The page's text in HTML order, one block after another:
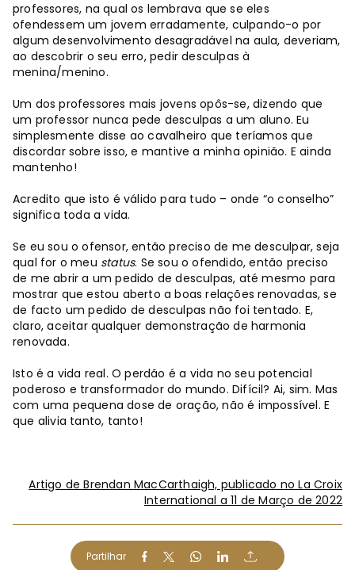
professores, na qual os lembrava que se eles
ofendessem um jovem erradamente, culpando-o por
algum desenvolvimento desagradável na aula, deveriam,
ao descobrir o seu erro, pedir desculpas à
menina/menino.
Um dos professores mais jovens opôs-se, dizendo que
um professor nunca pede desculpas a um aluno. Eu
simplesmente disse ao cavalheiro que teríamos que
discordar sobre isso, e mantive a minha opinião. E ainda
mantenho!
Acredito que isto é válido para tudo – onde “o conselho”
significa toda a vida.
Se eu sou o ofensor, então preciso de me desculpar, seja
qual for o meu status. Se sou o ofendido, então preciso
de me abrir a um pedido de desculpas, até mesmo para
mostrar que estou aberto a boas relações renovadas, se
de facto um pedido de desculpas não foi tentado. E,
claro, aceitar qualquer demonstração de harmonia
renovada.
Isto é a vida real. O perdão é a vida no seu potencial
poderoso e transformador do mundo. Difícil? Ai, sim. Mas
com uma pequena dose de oração, não é impossível. E
que alivia tanto, tanto!
Artigo de Brendan MacCarthaigh, publicado no La Croix
International a 11 de Março de 2022
Partilhar